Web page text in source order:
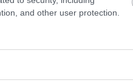
and other user protection.
272 121 103